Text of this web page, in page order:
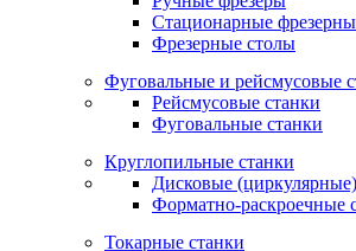
Стационарные
Фрезерные столы
Фуговальные и рейсмусовые
Рейсмусовые станки
Фуговальные станки
Круглопильные станки
Дисковые
Форматно-раскроечные
Токарные станки